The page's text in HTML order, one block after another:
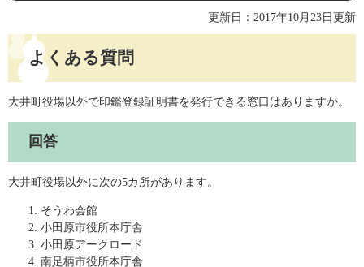
更新日：2017年10月23日更新
よくある質問
大井町役場以外で印鑑登録証明書を発行できる窓口はありますか。
回答
大井町役場以外に次の5カ所があります。
そうわ会館
小田原市役所本庁舎
小田原アークロード
南足柄市役所本庁舎